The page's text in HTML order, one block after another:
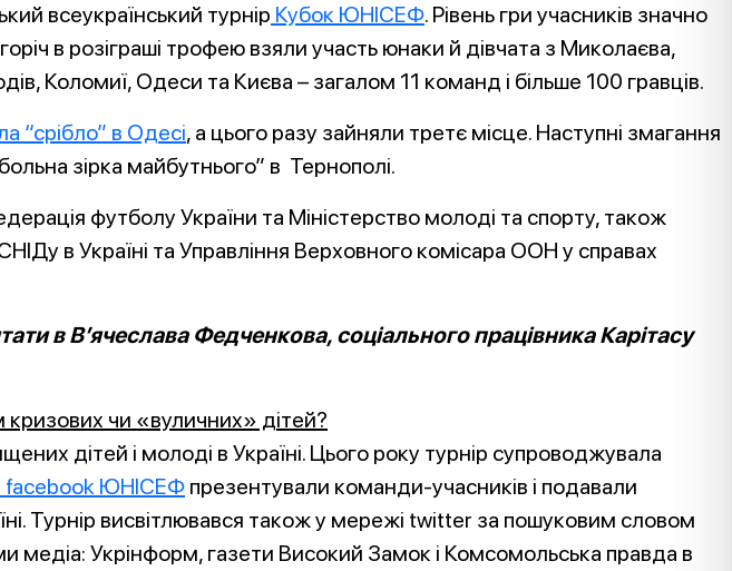
всеукраїнський турнір Кубок ЮНІСЕФ. Рівень гри учасників значно
в розіграші трофею взяли участь юнаки й дівчата з Миколаєва,
Коломиї, Одеси та Києва – загалом 11 команд і більше 100 гравців.
“срібло” в Одесі, а цього разу зайняли третє місце. Наступні змагання
зірка майбутнього” в Тернополі.
футболу України та Міністерство молоді та спорту, також
в Україні та Управління Верховного комісара ООН у справах
в В’ячеслава Федченкова, соціального працівника Карітасу
кризових чи «вуличних» дітей?
дітей і молоді в Україні. Цього року турнір супроводжувала
facebook ЮНІСЕФ презентували команди-учасників і подавали
Турнір висвітлювався також у мережі twitter за пошуковим словом
медіа: Укрінформ, газети Високий Замок і Комсомольська правда в